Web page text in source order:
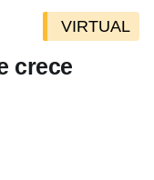
VIRTUAL
crece